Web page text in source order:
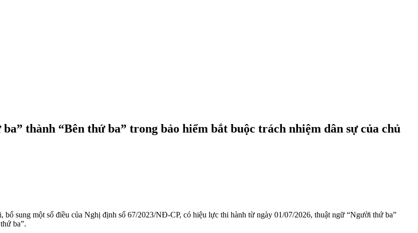
thành “Bên thứ ba” trong bảo hiểm bắt buộc trách nhiệm dân sự của chủ
sung một số điều của Nghị định số 67/2023/NĐ-CP, có hiệu lực thi hành từ ngày 01/07/2026, thuật ngữ “Người thứ ba”
ba”.